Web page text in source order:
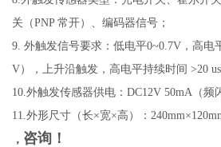
关（PNP 常开）、编码器信号；
9. 外触发信号要求：低电平0~0.7V，高电
V），上升沿触发，高电平持续时间 >20 us
10.外触发传感器供电：DC12V 50mA（频
11.外形尺寸（长×宽×高）：
， 咨询！